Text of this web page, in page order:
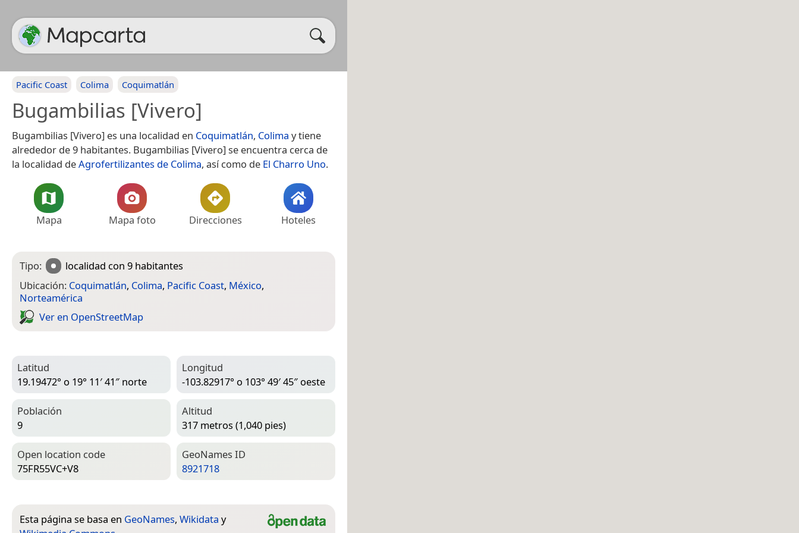
Pacific Coast Colima Coquimatlán
Bugambilias [Vivero]
Bugambilias [Vivero] es una localidad en Coquimatlán, Colima y tiene
alrededor de 9 habitantes. Bugambilias [Vivero] se encuentra cerca de
la localidad deAgrofertilizantes de Colima, así como de El Charro Uno.
Mapa Mapa foto Direcciones Hoteles
Tipo: localidad con 9 habitantes
Ubicación: Coquimatlán, Colima, Pacific Coast, México,
Norteamérica
Ver en Open­Street­Map
Latitud
19.19472° o 19° 11′ 41″ norte
Longitud
-103.82917° o 103° 49′ 45″ oeste
Población
9
Altitud
317 metros (1,040 pies)
Open location code
75FR55VC+V8
Geo­Names ID
8921718
Esta página se basa en GeoNames, Wikidata y